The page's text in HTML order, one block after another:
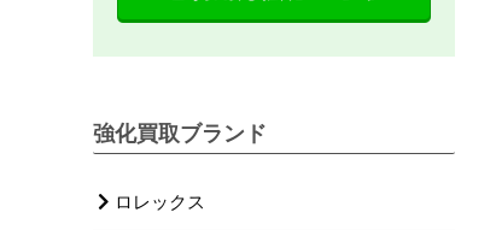
強化買取ブランド
ロレックス